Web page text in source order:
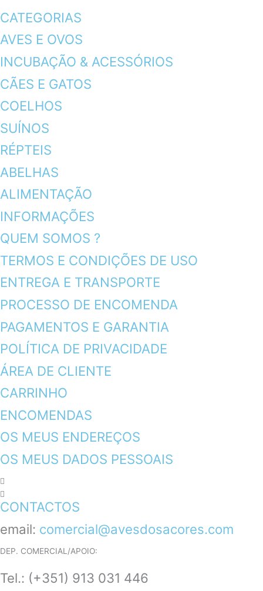
CATEGORIAS
AVES E OVOS
INCUBAÇÃO & ACESSÓRIOS
CÃES E GATOS
COELHOS
SUÍNOS
RÉPTEIS
ABELHAS
ALIMENTAÇÃO
INFORMAÇÕES
QUEM SOMOS ?
TERMOS E CONDIÇÕES DE USO
ENTREGA E TRANSPORTE
PROCESSO DE ENCOMENDA
PAGAMENTOS E GARANTIA
POLÍTICA DE PRIVACIDADE
ÁREA DE CLIENTE
CARRINHO
ENCOMENDAS
OS MEUS ENDEREÇOS
OS MEUS DADOS PESSOAIS
CONTACTOS
email: comercial@avesdosacores.com
DEP. COMERCIAL/APOIO:
Tel.: (+351) 913 031 446